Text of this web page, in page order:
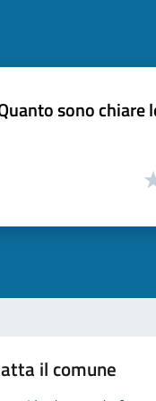
sono chiare
il comune